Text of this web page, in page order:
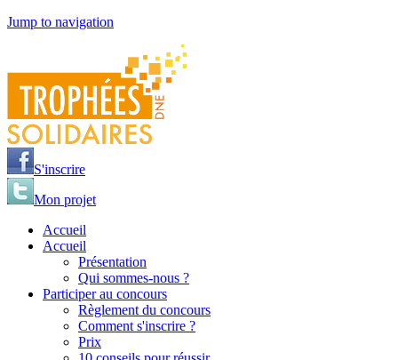
Jump to navigation
S'inscrire
Mon projet
Accueil
Accueil
Présentation
Qui sommes-nous ?
Participer au concours
Règlement du concours
Comment s'inscrire ?
Prix